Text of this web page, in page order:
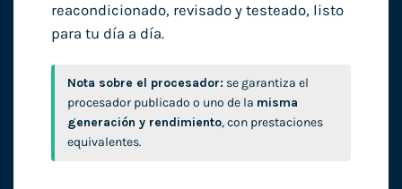
reacondicionado, revisado y testeado, listo
para tu día a día.
Nota sobre el procesador: se garantiza el
procesador publicado o uno de la misma
generación y rendimiento, con prestaciones
equivalentes.